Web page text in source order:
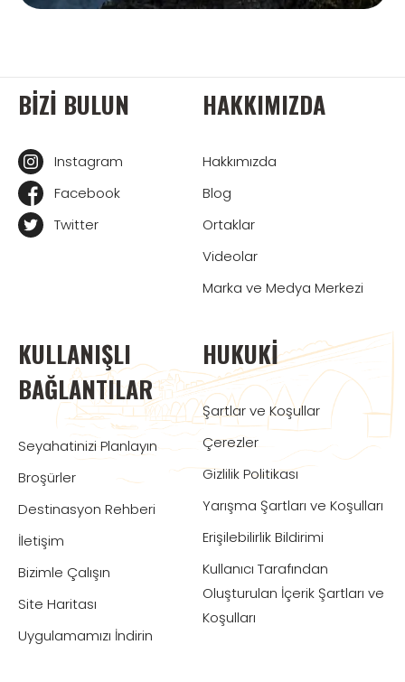
BIZI BULUN
Instagram
Facebook
Twitter
HAKKIMIZDA
Hakkımızda
Blog
Ortaklar
Videolar
Marka ve Medya Merkezi
KULLANIŞLI
BAĞLANTILAR
Seyahatinizi Planlayın
Broşürler
Destinasyon Rehberi
İletişim
Bizimle Çalışın
Site Haritası
Uygulamamızı İndirin
HUKUKI
Şartlar ve Koşullar
Çerezler
Gizlilik Politikası
Yarışma Şartları ve Koşulları
Erişilebilirlik Bildirimi
Kullanıcı Tarafından
Oluşturulan İçerik Şartları ve
Koşulları